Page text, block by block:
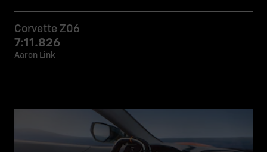
Corvette Z06
7:11.826
Aaron Link